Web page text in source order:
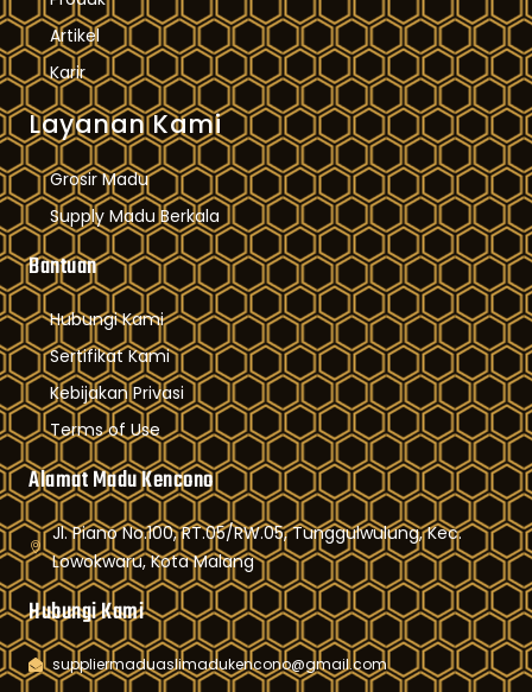
Artikel
Karir
Layanan Kami
Grosir Madu
Supply Madu Berkala
Bantuan
Hubungi Kami
Sertifikat Kami
Kebijakan Privasi
Terms of Use
Alamat Madu Kencono
Jl. Piano No.100, RT.05/RW.05, Tunggulwulung, Kec.
Lowokwaru, Kota Malang
Hubungi Kami
suppliermaduaslimadukencono@gmail.com